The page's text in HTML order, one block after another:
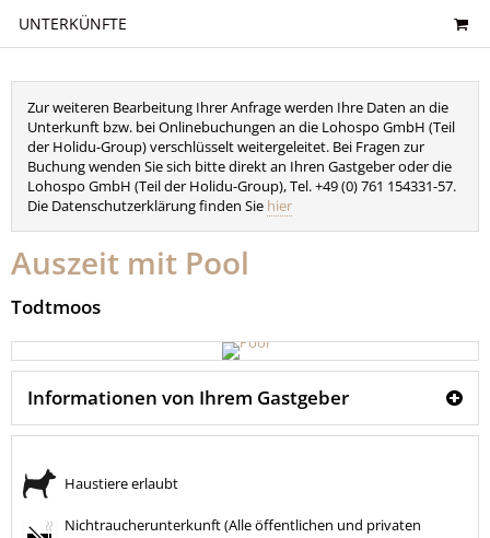
UNTERKÜNFTE
Zur weiteren Bearbeitung Ihrer Anfrage werden Ihre Daten an die
Unterkunft bzw. bei Onlinebuchungen an die Lohospo GmbH (Teil
der Holidu-Group) verschlüsselt weitergeleitet. Bei Fragen zur
Buchung wenden Sie sich bitte direkt an Ihren Gastgeber oder die
Lohospo GmbH (Teil der Holidu-Group), Tel. +49 (0) 761 154331-57.
Die Datenschutzerklärung finden Sie hier
Auszeit mit Pool
Todtmoos
Informationen von Ihrem Gastgeber
Haustiere erlaubt
Nichtraucherunterkunft (Alle öffentlichen und privaten